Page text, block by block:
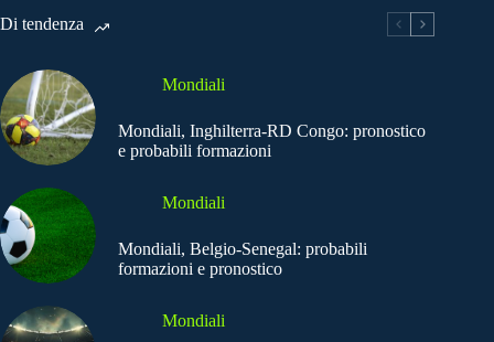
Di tendenza
Mondiali
Mondiali, Inghilterra-RD Congo: pronostico
e probabili formazioni
Mondiali
Mondiali, Belgio-Senegal: probabili
formazioni e pronostico
Mondiali